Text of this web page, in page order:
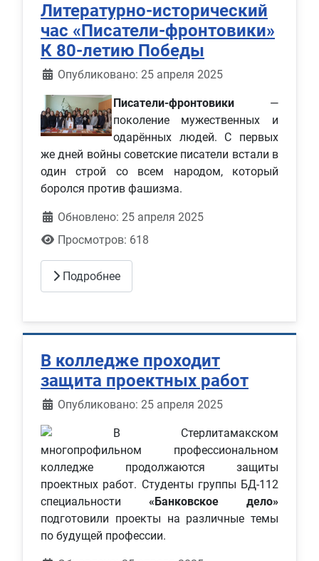
Литературно-исторический
час «Писатели-фронтовики»
К 80-летию Победы
Информация о материале
Опубликовано: 25 апреля 2025
Писатели-фронтовики—
поколение мужественных и
одарённых людей. С первых
же дней войны советские писатели встали в
один строй со всем народом, который
боролся против фашизма.
Обновлено: 25 апреля 2025
Просмотров: 618
Подробнее
В колледже проходит
защита проектных работ
Информация о материале
Опубликовано: 25 апреля 2025
В Стерлитамакском
многопрофильном профессиональном
колледже продолжаются защиты
проектных работ. Студенты группы БД-112
специальности «Банковское дело»
подготовили проекты на различные темы
по будущей профессии.